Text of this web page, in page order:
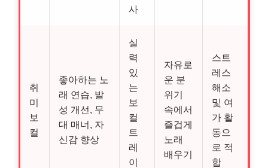
사
취
미
보
컬
좋아하는 노
래 연습, 발
성 개선, 무
대 매너, 자
신감 향상
실
력
있
는
보
컬
트
레
이
자유로
운 분
위기
속에서
즐겁게
노래
배우기
스트
레스
해소
및 여
가 활
동으
로 적
합